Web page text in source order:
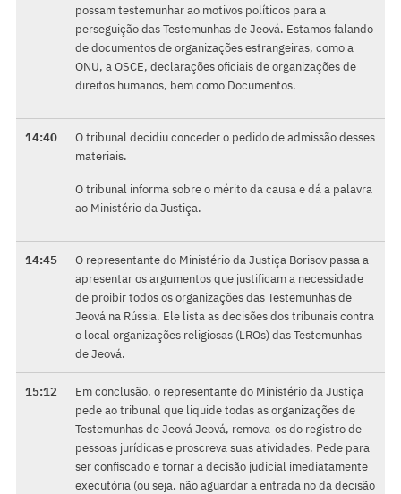
possam testemunhar ao motivos políticos para a
perseguição das Testemunhas de Jeová. Estamos falando
de documentos de organizações estrangeiras, como a
ONU, a OSCE, declarações oficiais de organizações de
direitos humanos, bem como Documentos.
14:40
O tribunal decidiu conceder o pedido de admissão desses
materiais.
O tribunal informa sobre o mérito da causa e dá a palavra
ao Ministério da Justiça.
14:45
O representante do Ministério da Justiça Borisov passa a
apresentar os argumentos que justificam a necessidade
de proibir todos os organizações das Testemunhas de
Jeová na Rússia. Ele lista as decisões dos tribunais contra
o local organizações religiosas (LROs) das Testemunhas
de Jeová.
15:12
Em conclusão, o representante do Ministério da Justiça
pede ao tribunal que liquide todas as organizações de
Testemunhas de Jeová Jeová, remova-os do registro de
pessoas jurídicas e proscreva suas atividades. Pede para
ser confiscado e tornar a decisão judicial imediatamente
executória (ou seja, não aguardar a entrada no da decisão